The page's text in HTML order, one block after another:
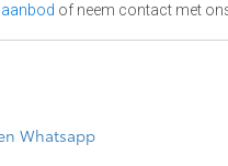
aanbod of neem contact met
Whatsapp